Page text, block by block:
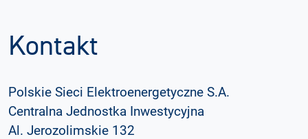
Kontakt
Polskie Sieci Elektroenergetyczne S.A.
Centralna Jednostka Inwestycyjna
Al. Jerozolimskie 132